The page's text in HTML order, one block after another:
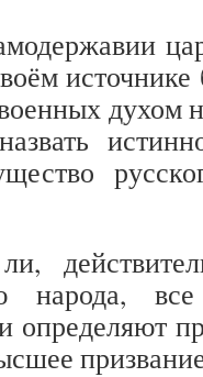
духом
народа,
определяют